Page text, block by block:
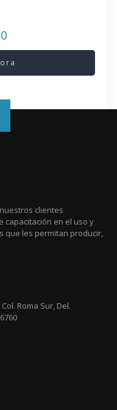
clientes
en el uso y
que les permitan producir,
Roma Sur, Del.